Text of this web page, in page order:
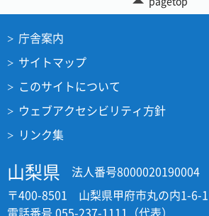
庁舎案内
サイトマップ
このサイトについて
ウェブアクセシビリティ方針
リンク集
山梨県
法人番号8000020190004
〒400-8501 山梨県甲府市丸の内1-6-1
電話番号 055-237-1111（代表）